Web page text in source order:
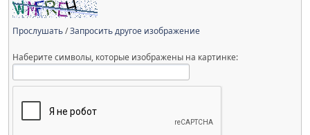
Прослушать/Запросить другое изображение
Наберите символы, которые изображены на картинке: